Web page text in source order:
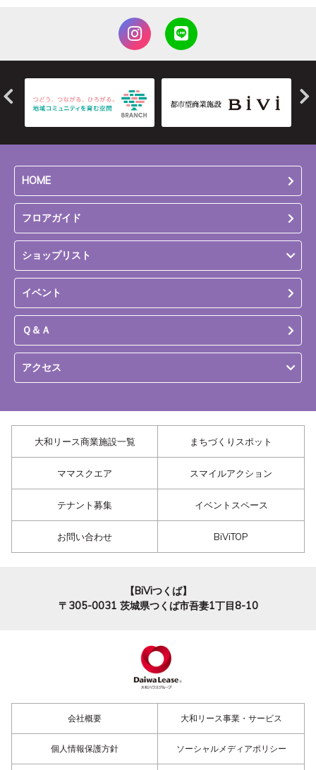
HOME
フロアガイド
ショップリスト
イベント
Ｑ＆Ａ
アクセス
大和リース商業施設一覧 まちづくりスポット
ママスクエア スマイルアクション
テナント募集 イベントスペース
お問い合わせ BiViTOP
【BiViつくば】
〒305-0031 茨城県つくば市吾妻1丁目8-10
会社概要 大和リース事業・サービス
個人情報保護方針 ソーシャルメディアポリシー